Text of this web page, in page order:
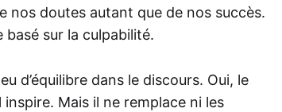
nos doutes autant que de nos succès.
basé sur la culpabilité.
d’équilibre dans le discours. Oui, le
Mais il ne remplace ni les